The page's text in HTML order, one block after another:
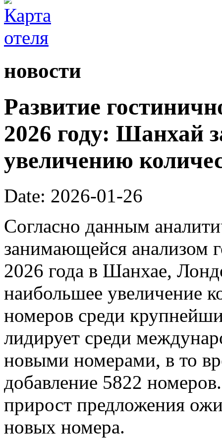
новости
Развитие
2026 году: Шанхай
увеличению
Date: 2026-01-26
Согласно данным
занимающейся анализом
2026 года в Шанхае,
наибольшее увеличение
номеров среди
лидирует среди
новыми номерами, в то
добавление 5822
прирост предложения
новых номера.